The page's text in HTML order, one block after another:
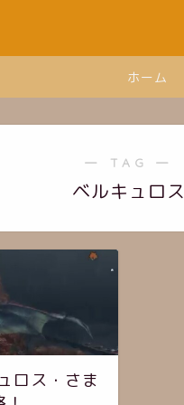
ホーム
― TAG ―
ベルキュロス
ロス・さま